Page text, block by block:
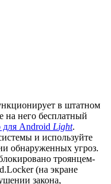
в штатном
на него бесплатный
для Android Light.
и используйте
обнаруженных угроз.
троянцем-
(на экране
закона,